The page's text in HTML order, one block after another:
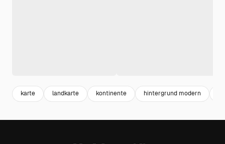
karte landkarte kontinente hintergrund modern